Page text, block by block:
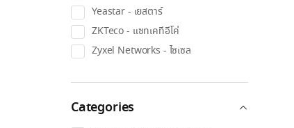
Yeastar - เยสตาร์
ZKTeco - แซทเคทีอีโค่
Zyxel Networks - ไซเซล
Categories